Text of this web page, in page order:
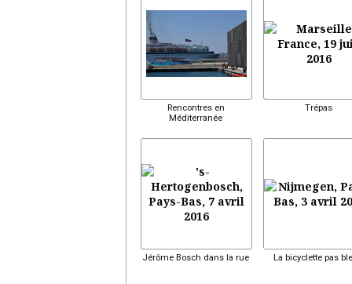
Rencontres en
Méditerranée
Trépas
Jérôme Bosch dans la rue La bicyclette pas